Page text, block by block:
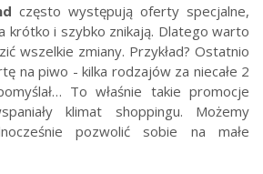
często występują oferty specjalne,
krótko i szybko znikają. Dlatego warto
wszelkie zmiany. Przykład? Ostatnio
na piwo - kilka rodzajów za niecałe 2
To właśnie takie promocje
klimat shoppingu. Możemy
pozwolić sobie na małe